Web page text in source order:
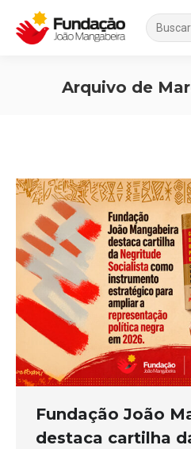
Search:
Arquivo de
Fundação João
destaca cartilha